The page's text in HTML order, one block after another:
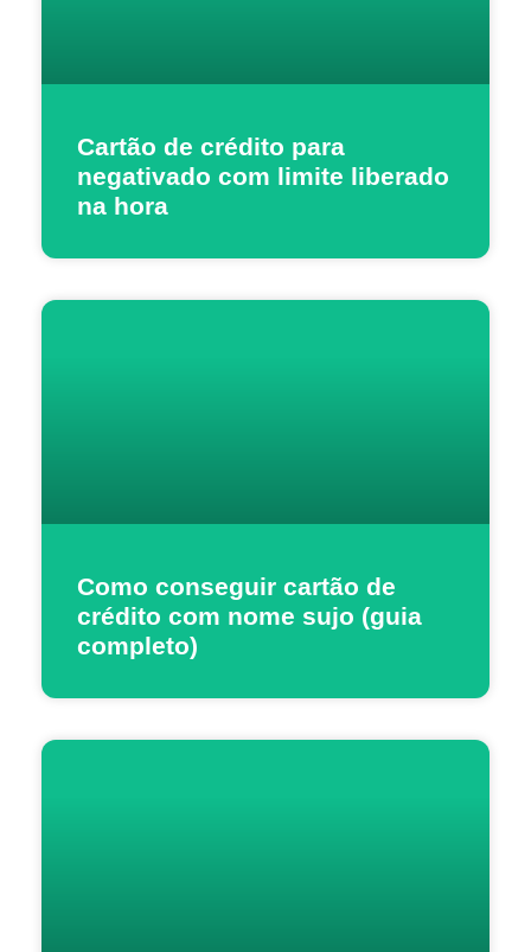
Cartão de crédito para
negativado com limite liberado
na hora
Como conseguir cartão de
crédito com nome sujo (guia
completo)